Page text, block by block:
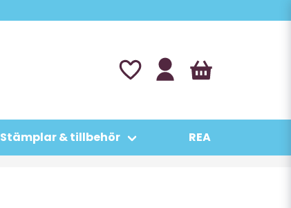
Stämplar & tillbehör REA